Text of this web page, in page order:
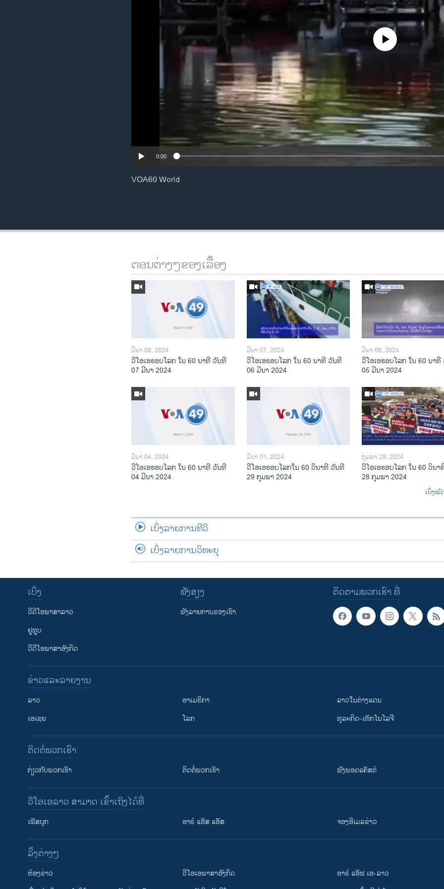
ຕິດຕາມພວກເຮົາ ທີ່
No media source currently
0:00
VOA60 World
ຕອນຕ່າງໆຂອງເລື້ອງ
ມີນາ 08, 2024
ວີໂອເອຮອບໂລກ ໃນ 60 ນາທີ ວັນທີ
07 ມີນາ 2024
ມີນາ 07, 2024
ວີໂອເອຮອບໂລກ ໃນ 60 ນາທີ ວັນທີ
06 ມີນາ 2024
ມີນາ 06, 2024
ວີໂອເອຮອບໂລກ ໃນ 60 ນາ
05 ມີນາ 2024
ມີນາ 04, 2024
ວີໂອເອຮອບໂລກ ໃນ 60 ນາທີ ວັນທີ
04 ມີນາ 2024
ມີນາ 01, 2024
ວີໂອເອຮອບໂລກໃນ 60 ວິນາທີ ວັນທີ
29 ກຸມພາ 2024
ກຸມພາ 29, 2024
ວີໂອເອຮອບໂລກ ໃນ 60 ວິນ
28 ກຸມພາ 2024
ເບິ່ງໝົ
ເບິ່ງລາຍການທີວີ
ເບິ່ງລາຍການວິທະຍຸ
ຕິດຕາມພວກເຮົາ ທີ່
ເບິ່ງ
ວີດີໂອພາສາລາວ
ຢູທູບ
ວີດີໂອພາສາອັງກິດ
ຟັງສຽງ
ຟັງລາຍການຂອງເຮົາ
ຂ່າວແລະລາຍງານ
ລາວ
ເອເຊຍ
ອາເມຣິກາ
ໂລກ
ລາວໃນຕ່າງແດນ
ທຸລະກິດ-ເທັກໂນໂລຈີ
ຕິດຕໍ່ພວກເຮົາ
ກ່ຽວກັບພວກເຮົາ ຕິດຕໍ່ພວກເຮົາ ຟັງພອດແຄັສຕ໌
ວີໂອເອລາວ ສາມາດ ເຂົ້າເຖິງໄດ້ທີ່
ເຟັສບຸກ ອາຣ໌ ແອັສ ແອັສ ຈອງອີເມລຂ່າວ
​ລິ້ງ​ຕ່າງໆ
​ຫ້ອງ​ຂ່າວ
ວີ​ໂອ​ເອ​ພາ​ສາ​ອັງ​ກິດ
ອາຣ໌ ແອັຟ ເອ-ລາວ